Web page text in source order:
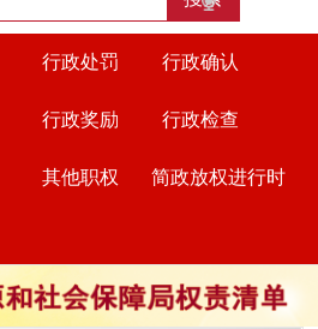
行政处罚 行政确认
行政奖励 行政检查
其他职权 简政放权进行时